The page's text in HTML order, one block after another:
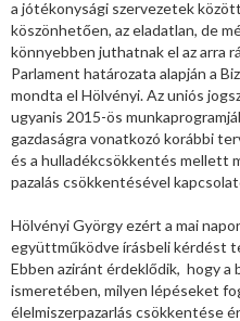
a jótékonysági szervezetek
köszönhetően, az eladatlan, de
könnyebben juthatnak el az arra
Parlament határozata alapján a
mondta el Hölvényi. Az uniós
ugyanis 2015-ös
gazdaságra vonatkozó korábbi
és a hulladékcsökkentés mellett
pazalás csökkentésével
Hölvényi György ezért a mai
együttműködve írásbeli kérdést
Ebben aziránt érdeklődik, hogy
ismeretében, milyen lépéseket
élelmiszerpazarlás csökkentése